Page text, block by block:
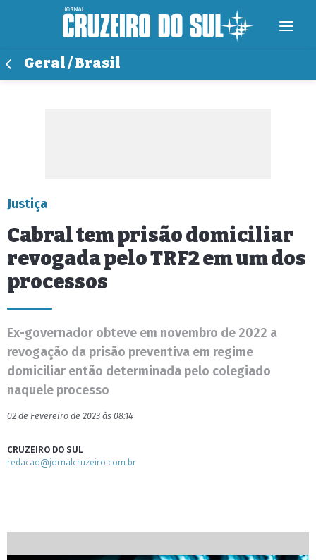
Geral / Brasil
Justiça
Cabral tem prisão domiciliar
revogada pelo TRF2 em um dos
processos
Ex-governador obteve em novembro de 2022 a
revogação da prisão preventiva em regime
domiciliar então determinada pelo colegiado
naquele processo
02 de Fevereiro de 2023 às 08:14
CRUZEIRO DO SUL
redacao@jornalcruzeiro.com.br